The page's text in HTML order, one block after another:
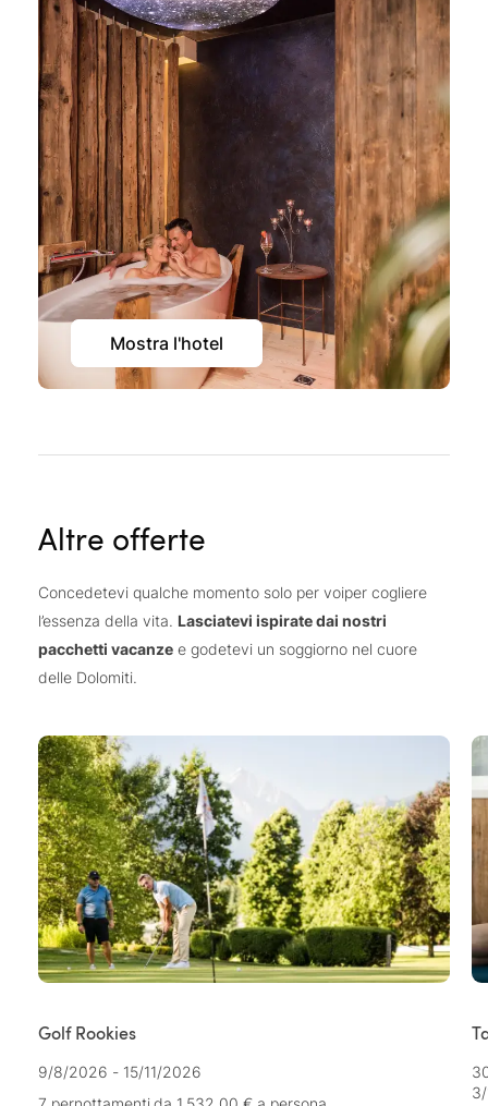
Mostra l'hotel
Altre offerte
Concedetevi qualche momento solo per voiper cogliere
l’essenza della vita. Lasciatevi ispirate dai nostri
pacchetti vacanze e godetevi un soggiorno nel cuore
delle Dolomiti.
Golf Rookies
9/8/2026 - 15/11/2026